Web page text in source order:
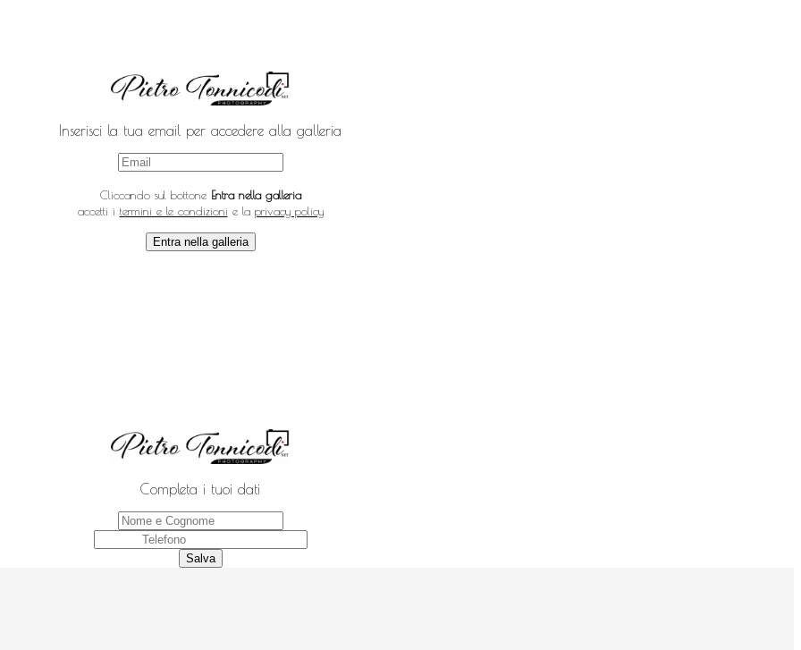
Inserisci la tua email per accedere alla galleria
Cliccando sul bottone Entra nella galleria
accetti i termini e le condizioni e la privacy policy
Entra nella galleria
Completa i tuoi dati
Salva